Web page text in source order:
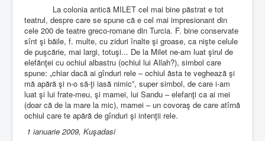
La colonia antică MILET cel mai bine păstrat e tot
teatrul, despre care se spune că e cel mai impresionant din
cele 200 de teatre greco-romane din Turcia. F. bine conservate
sînt şi băile, f. multe, cu ziduri înalte şi groase, ca nişte celule
de puşcărie, mai largi, totuşi... De la Milet ne-am luat şirul de
elefănţei cu ochiul albastru (ochiul lui Allah?), simbol care
spune: „chiar dacă ai gînduri rele – ochiul ăsta te veghează şi
mă apără şi n-o să-ţi iasă nimic”, super simbol, de care i-am
luat şi lui frate-meu, şi mamei, lui Sandu – elefanţi ca ai mei
(doar că de la mare la mic), mamei – un covoraş de care atîrnă
ochiul care te apără de gînduri şi intenţii rele.
1 ianuarie 2009, Kuşadasi